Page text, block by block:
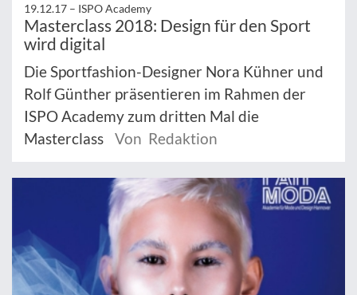
19.12.17 – ISPO Academy
Masterclass 2018: Design für den Sport
wird digital
Die Sportfashion-Designer Nora Kühner und
Rolf Günther präsentieren im Rahmen der
ISPO Academy zum dritten Mal die
Masterclass
Von Redaktion